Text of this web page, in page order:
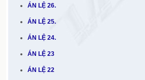
ÁN LỆ 26.
ÁN LỆ 25.
ÁN LỆ 24.
ÁN LỆ 23
ÁN LỆ 22